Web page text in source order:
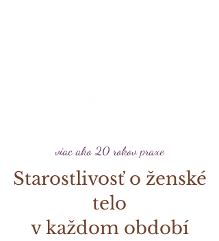
viac ako 20 rokov praxe
Starostlivosť o ženské
telo
v každom období